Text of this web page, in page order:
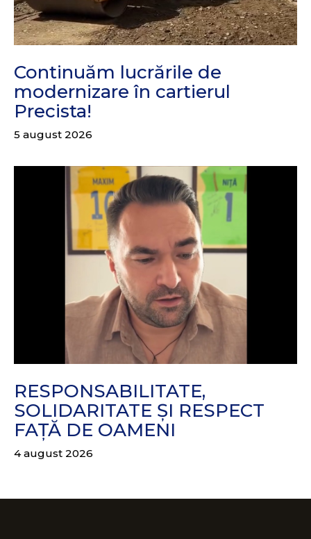
Continuăm lucrările de
modernizare în cartierul
Precista!
5 august 2026
RESPONSABILITATE,
SOLIDARITATE ȘI RESPECT
FAȚĂ DE OAMENI
4 august 2026